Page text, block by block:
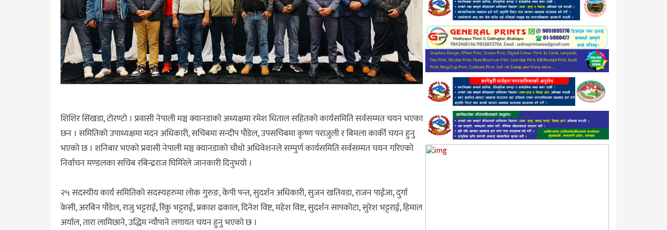
शिशिर सिंखडा, टोरण्टो । प्रवासी नेपाली मञ्च क्यानडाको अध्यक्षमा रमेश धिताल सहितको कार्यसमिति सर्वसम्मत चयन भएका
छन । समितिको उपाध्यक्षमा मदन अधिकारी, सचिबमा सन्दीप पौडेल, उपसचिबमा कृष्ण पराजुली र बिमला कार्की चयन हुनु
भएको छ । शनिबार भएको प्रवासी नेपाली मञ्च क्यानडाको चौथो अधिवेशनले सम्पुर्ण कार्यसमिति सर्वसम्मत चयन गरिएको
निर्वाचन मण्डलका सचिब रबिन्द्रराज घिमिरेले जानकारी दिनुभयो ।
२५ सदस्यीय कार्य समितिको सदस्यहरुमा लोक गुरुङ, केपी पन्त, सुदर्शन अधिकारी, सुजन खतिवडा, राजन पाईजा, दुर्गा
केसी, अरबिन पौडेल, राजु भट्टराई, रिंकु भट्टराई, प्रकाश ढकाल, दिनेश विष्ट, महेश विष्ट, सुदर्शन सापकोटा, सुरेश भट्टराई, हिमाल
अर्याल, तारा लामिछाने, उद्धिम न्यौपाने लगायत चयन हुनु भएको छ ।